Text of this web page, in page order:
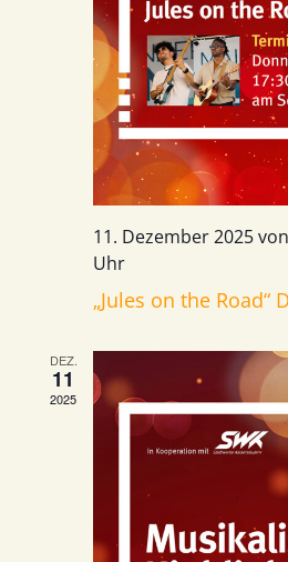
11. Dezember 2025
Uhr
„Jules on the Road“
DEZ.
11
2025